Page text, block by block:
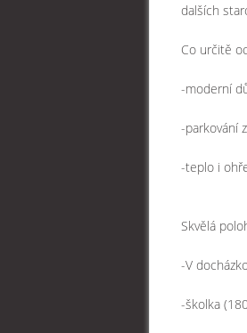
dalších
Co určitě
-moderní
-parkování
-teplo i
Skvělá
-V
-školka